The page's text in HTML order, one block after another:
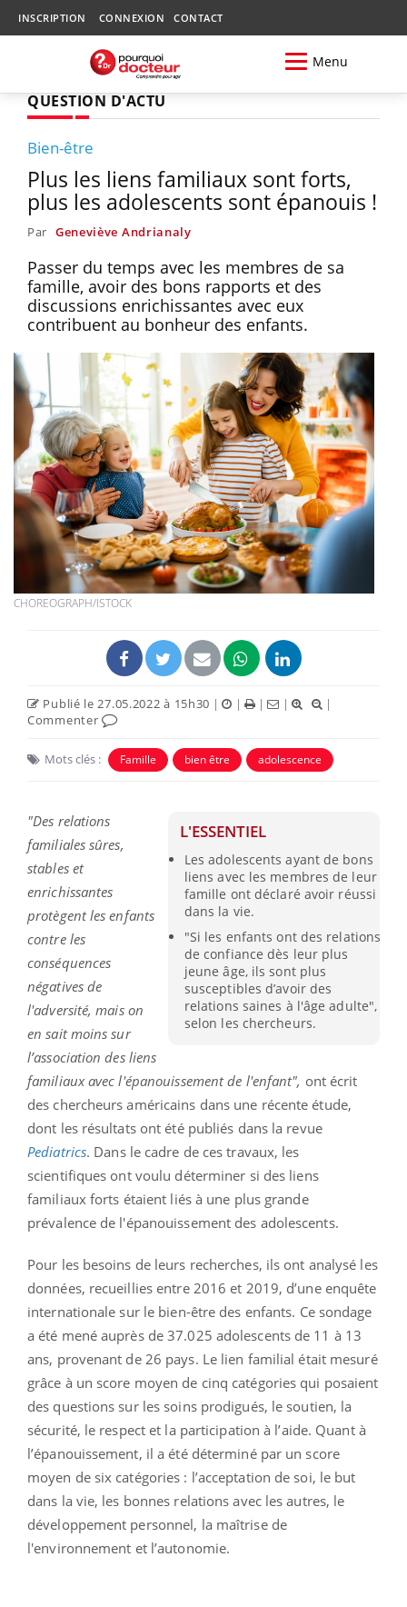
INSCRIPTION CONNEXION CONTACT
Menu
QUESTION D'ACTU
Bien-être
Plus les liens familiaux sont forts,
plus les adolescents sont épanouis !
Par Geneviève Andrianaly
Passer du temps avec les membres de sa
famille, avoir des bons rapports et des
discussions enrichissantes avec eux
contribuent au bonheur des enfants.
CHOREOGRAPH/ISTOCK
Publié le 27.05.2022 à 15h30 | | | |
|
Commenter
Mots clés : Famille bien être adolescence
L'ESSENTIEL
Les adolescents ayant de bons
liens avec les membres de leur
famille ont déclaré avoir réussi
dans la vie.
"Si les enfants ont des relations
de confiance dès leur plus
jeune âge, ils sont plus
susceptibles d’avoir des
relations saines à l'âge adulte",
selon les chercheurs.
"Des relations
familiales sûres,
stables et
enrichissantes
protègent les enfants
contre les
conséquences
négatives de
l'adversité, mais on
en sait moins sur
l’association des liens
familiaux avec l'épanouissement de l'enfant", ont écrit
des chercheurs américains dans une récente étude,
dont les résultats ont été publiés dans la revue
Pediatrics. Dans le cadre de ces travaux, les
scientifiques ont voulu déterminer si des liens
familiaux forts étaient liés à une plus grande
prévalence de l'épanouissement des adolescents.
Pour les besoins de leurs recherches, ils ont analysé les
données, recueillies entre 2016 et 2019, d’une enquête
internationale sur le bien-être des enfants. Ce sondage
a été mené auprès de 37.025 adolescents de 11 à 13
ans, provenant de 26 pays. Le lien familial était mesuré
grâce à un score moyen de cinq catégories qui posaient
des questions sur les soins prodigués, le soutien, la
sécurité, le respect et la participation à l’aide. Quant à
l’épanouissement, il a été déterminé par un score
moyen de six catégories : l’acceptation de soi, le but
dans la vie, les bonnes relations avec les autres, le
développement personnel, la maîtrise de
l'environnement et l’autonomie.